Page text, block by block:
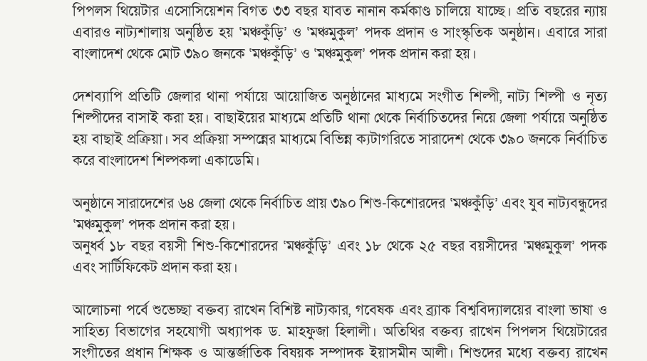
পিপলস থিয়েটার এসোসিয়েশন বিগত ৩৩ বছর যাবত নানান কর্মকাণ্ড চালিয়ে যাচ্ছে। প্রতি বছরের ন্যায়
এবারও নাট্যশালায় অনুষ্ঠিত হয় ‘মঞ্চকুঁড়ি’ ও ‘মঞ্চমুকুল’ পদক প্রদান ও সাংস্কৃতিক অনুষ্ঠান। এবারে সারা
বাংলাদেশ থেকে মোট ৩৯০ জনকে ‘মঞ্চকুঁড়ি’ ও ‘মঞ্চমুকুল’ পদক প্রদান করা হয়।
দেশব্যাপি প্রতিটি জেলার থানা পর্যায়ে আয়োজিত অনুষ্ঠানের মাধ্যমে সংগীত শিল্পী, নাট্য শিল্পী ও নৃত্য
শিল্পীদের বাসাই করা হয়। বাছাইয়ের মাধ্যমে প্রতিটি থানা থেকে নির্বাচিতদের নিয়ে জেলা পর্যায়ে অনুষ্ঠিত
হয় বাছাই প্রক্রিয়া। সব প্রক্রিয়া সম্পন্নের মাধ্যমে বিভিন্ন ক্যটাগরিতে সারাদেশ থেকে ৩৯০ জনকে নির্বাচিত
করে বাংলাদেশ শিল্পকলা একাডেমি।
অনুষ্ঠানে সারাদেশের ৬৪ জেলা থেকে নির্বাচিত প্রায় ৩৯০ শিশু-কিশোরদের ‘মঞ্চকুঁড়ি’ এবং যুব নাট্যবন্ধুদের
‘মঞ্চমুকুল’ পদক প্রদান করা হয়।
অনুর্ধ্ব ১৮ বছর বয়সী শিশু-কিশোরদের ‘মঞ্চকুঁড়ি’ এবং ১৮ থেকে ২৫ বছর বয়সীদের ‘মঞ্চমুকুল’ পদক
এবং সার্টিফিকেট প্রদান করা হয়।
আলোচনা পর্বে শুভেচ্ছা বক্তব্য রাখেন বিশিষ্ট নাট্যকার, গবেষক এবং ব্র্যাক বিশ্ববিদ্যালয়ের বাংলা ভাষা ও
সাহিত্য বিভাগের সহযোগী অধ্যাপক ড. মাহফুজা হিলালী। অতিথির বক্তব্য রাখেন পিপলস থিয়েটারের
সংগীতের প্রধান শিক্ষক ও আন্তর্জাতিক বিষয়ক সম্পাদক ইয়াসমীন আলী। শিশুদের মধ্যে বক্তব্য রাখেন